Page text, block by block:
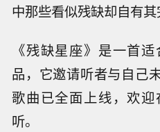
中那些看似残缺却自有其
《残缺星座》是一首
品，它邀请听者与自己
歌曲已全面上线，欢
听。